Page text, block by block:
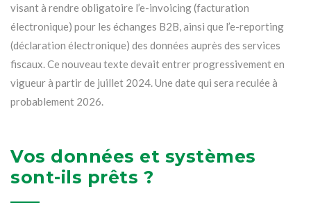
visant à rendre obligatoire l’e-invoicing (facturation
électronique) pour les échanges B2B, ainsi que l’e-reporting
(déclaration électronique) des données auprès des services
fiscaux. Ce nouveau texte devait entrer progressivement en
vigueur à partir de juillet 2024. Une date qui sera reculée à
probablement 2026.
Vos données et systèmes
sont-ils prêts ?